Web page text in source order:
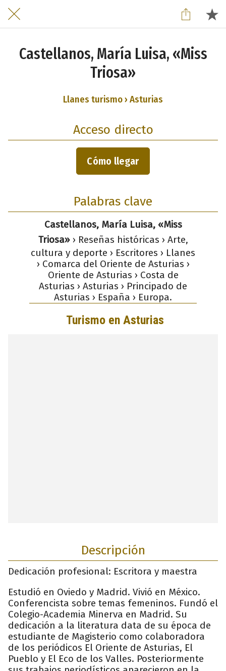
Castellanos, María Luisa, «Miss
Triosa»
Llanes turismo › Asturias
Acceso directo
Cómo llegar
Palabras clave
Castellanos, María Luisa, «Miss
Triosa»› Reseñas históricas › Arte,
cultura y deporte › Escritores › Llanes
› Comarca del Oriente de Asturias ›
Oriente de Asturias › Costa de
Asturias › Asturias › Principado de
Asturias › España › Europa.
Descripción
Dedicación profesional: Escritora y maestra
Estudió en Oviedo y Madrid. Vivió en México.
Conferencista sobre temas femeninos. Fundó el
Colegio-Academia Minerva en Madrid. Su
dedicación a la literatura data de su época de
estudiante de Magisterio como colaboradora
de los periódicos El Oriente de Asturias, El
Pueblo y El Eco de los Valles. Posteriormente